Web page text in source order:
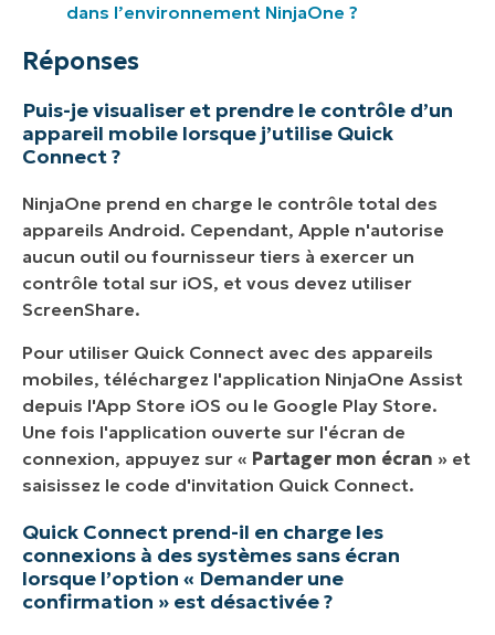
dans l’environnement NinjaOne ?
Réponses
Puis-je visualiser et prendre le contrôle d’un
appareil mobile lorsque j’utilise Quick
Connect ?
NinjaOne prend en charge le contrôle total des
appareils Android. Cependant, Apple n'autorise
aucun outil ou fournisseur tiers à exercer un
contrôle total sur iOS, et vous devez utiliser
ScreenShare.
Pour utiliser Quick Connect avec des appareils
mobiles, téléchargez l'application NinjaOne Assist
depuis l'App Store iOS ou le Google Play Store.
Une fois l'application ouverte sur l'écran de
connexion, appuyez sur « Partager mon écran » et
saisissez le code d'invitation Quick Connect.
Quick Connect prend-il en charge les
connexions à des systèmes sans écran
lorsque l’option « Demander une
confirmation » est désactivée ?